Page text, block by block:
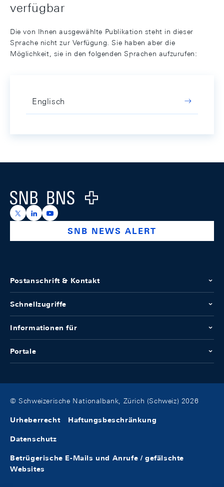
verfügbar
Die von Ihnen ausgewählte Publikation steht in dieser
Sprache nicht zur Verfügung. Sie haben aber die
Möglichkeit, sie in den folgenden Sprachen aufzurufen:
Englisch
Logo
https://x.com/snb_bns
https://ch.linkedin.com/company/swiss-national-
https://www.youtube.com/@swissnationalbank
SNB NEWS ALERT
Postanschrift & Kontakt
Schnellzugriffe
Informationen für
Portale
© Schweizerische Nationalbank, Zürich (Schweiz) 2026
Urheberrecht Haftungsbeschränkung
Datenschutz
Betrügerische E-Mails und Anrufe / gefälschte
Websites